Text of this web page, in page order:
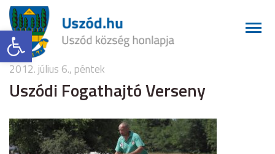
Eszköztár megnyitása
2012. július 6., péntek
Uszódi Fogathajtó Verseny